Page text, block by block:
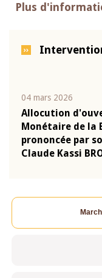
Plus
04 mars 2026
Allocution
Monétaire de la
prononcée par
Claude Kassi